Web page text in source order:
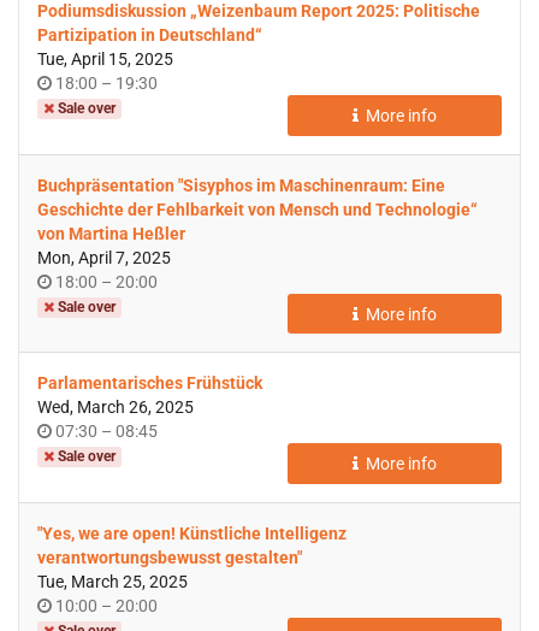
Podiumsdiskussion „Weizenbaum Report 2025: Politische
Partizipation in Deutschland“
Tue, April 15, 2025
Time
of
18:00 – until
19:30
Sale over More info
Buchpräsentation "Sisyphos im Maschinenraum: Eine
Geschichte der Fehlbarkeit von Mensch und Technologie“
von Martina Heßler
Mon, April 7, 2025
Time
of
18:00 – until
20:00
Sale over More info
Parlamentarisches Frühstück
Wed, March 26, 2025
Time
of
07:30 – until
08:45
Sale over More info
"Yes, we are open! Künstliche Intelligenz
verantwortungsbewusst gestalten"
Tue, March 25, 2025
Time
10:00 – until
20:00